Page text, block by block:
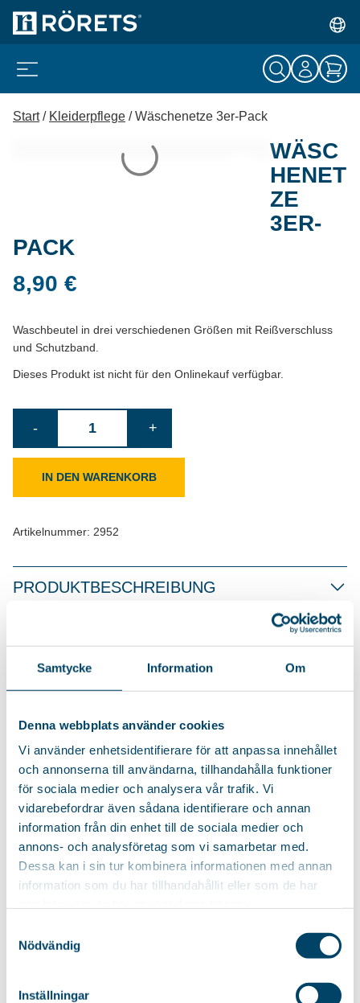
Samtycke Information Om
Denna webbplats använder cookies
Vi använder enhetsidentifierare för att anpassa innehållet
och annonserna till användarna, tillhandahålla funktioner
för sociala medier och analysera vår trafik. Vi
vidarebefordrar även sådana identifierare och annan
information från din enhet till de sociala medier och
annons- och analysföretag som vi samarbetar med.
Dessa kan i sin tur kombinera informationen med annan
information som du har tillhandahållit eller som de har
Nödvändig
Inställningar
Start/ Kleiderpflege / Wäschenetze 3er-Pack
WÄSC
HENET
ZE
3ER-
PACK
8,90 €
Waschbeutel in drei verschiedenen Größen mit Reißverschluss
und Schutzband.
Dieses Produkt ist nicht für den Onlinekauf verfügbar.
-
Pack
Menge
+
IN DEN WARENKORB
Artikelnummer: 2952
PRODUKTBESCHREIBUNG
GEFALLEN…
WÄSCHESACK BH
Kunststoffschiene, doppelten
Netzlagen und
Reißverschluss...
7,90€
KLEIDUNGSROLLER